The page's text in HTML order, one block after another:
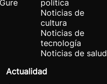
política
Noticias de
cultura
Noticias de
tecnología
Noticias de salud
Actualidad